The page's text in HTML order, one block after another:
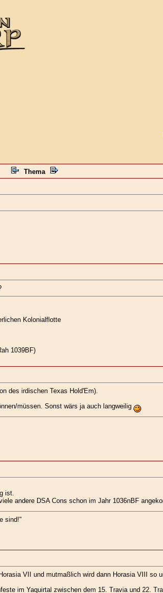
Thema
Kolonialflotte
1039BF)
des irdischen Texas Hold'Em).
müssen. Sonst wärs ja auch langweilig
ist.
andere DSA Cons schon im Jahr 1036nBF
sind!"
VII und mutmaßlich wird dann Horasia VIII so
im Yaquirtal zwischen dem 15. Travia und 22.